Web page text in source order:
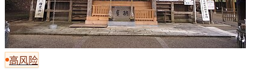
高风险